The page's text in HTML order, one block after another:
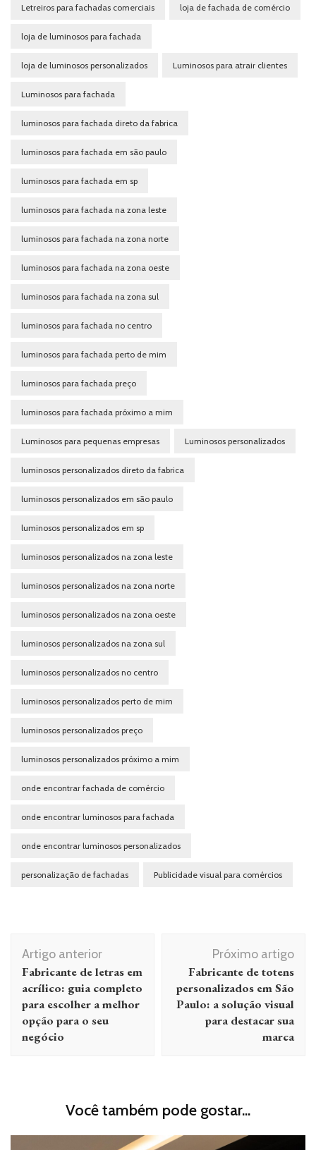
Letreiros para fachadas comerciais loja de fachada de comércio
loja de luminosos para fachada
loja de luminosos personalizados Luminosos para atrair clientes
Luminosos para fachada
luminosos para fachada direto da fabrica
luminosos para fachada em são paulo
luminosos para fachada em sp
luminosos para fachada na zona leste
luminosos para fachada na zona norte
luminosos para fachada na zona oeste
luminosos para fachada na zona sul
luminosos para fachada no centro
luminosos para fachada perto de mim
luminosos para fachada preço
luminosos para fachada próximo a mim
Luminosos para pequenas empresas Luminosos personalizados
luminosos personalizados direto da fabrica
luminosos personalizados em são paulo
luminosos personalizados em sp
luminosos personalizados na zona leste
luminosos personalizados na zona norte
luminosos personalizados na zona oeste
luminosos personalizados na zona sul
luminosos personalizados no centro
luminosos personalizados perto de mim
luminosos personalizados preço
luminosos personalizados próximo a mim
onde encontrar fachada de comércio
onde encontrar luminosos para fachada
onde encontrar luminosos personalizados
personalização de fachadas Publicidade visual para comércios
Navegação
de
post
Artigo anterior
Fabricante de letras em
acrílico: guia completo
para escolher a melhor
opção para o seu
negócio
Próximo artigo
Fabricante de totens
personalizados em São
Paulo: a solução visual
para destacar sua
marca
Você também pode gostar...